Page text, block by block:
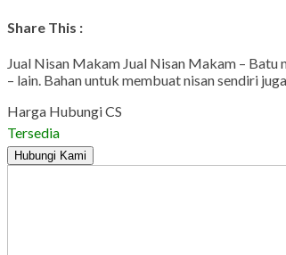
Share This :
Jual Nisan Makam Jual Nisan Makam –
– lain. Bahan untuk membuat nisan sendiri
Harga Hubungi CS
Tersedia
Hubungi Kami